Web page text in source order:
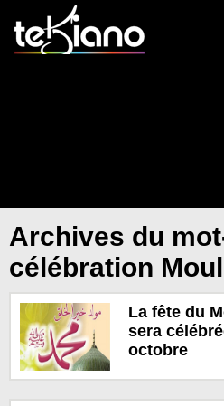
Archives du
célébration
La fête du
sera
octobre